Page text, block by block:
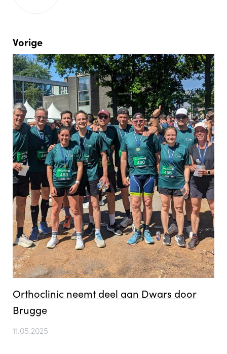
Vorige
Orthoclinic neemt deel aan Dwars door
Brugge
11.05.2025